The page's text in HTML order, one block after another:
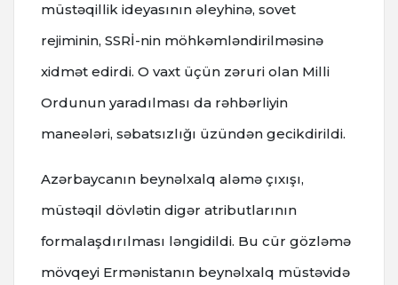
müstəqillik ideyasının əleyhinə, sovet
rejiminin, SSRİ-nin möhkəmləndirilməsinə
xidmət edirdi. O vaxt üçün zəruri olan Milli
Ordunun yaradılması da rəhbərliyin
maneələri, səbatsızlığı üzündən gecikdirildi.
Azərbaycanın beynəlxalq aləmə çıxışı,
müstəqil dövlətin digər atributlarının
formalaşdırılması ləngidildi. Bu cür gözləmə
mövqeyi Ermənistanın beynəlxalq müstəvidə